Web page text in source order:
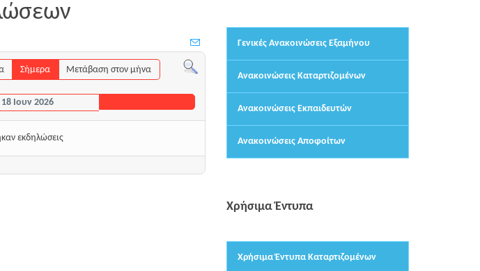
Σήμερα Μετάβαση στον μήνα
Ιουν 2026
εκδηλώσεις
Γενικές Ανακοινώσεις Εξαμήνου
Ανακοινώσεις Καταρτιζομένων
Ανακοινώσεις Εκπαιδευτών
Ανακοινώσεις Αποφοίτων
Χρήσιμα Έντυπα
Χρήσιμα Έντυπα Καταρτιζομένων